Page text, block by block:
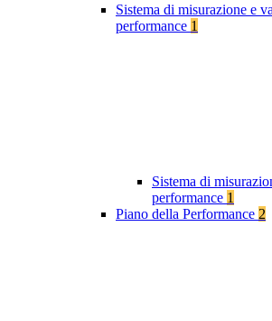
Sistema di misurazione e
performance 1
Sistema di
performance 1
Piano della Performance 2